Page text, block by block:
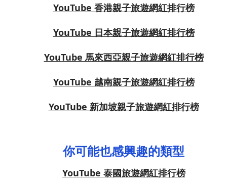
YouTube 香港親子旅遊網紅排行榜
YouTube 日本親子旅遊網紅排行榜
YouTube 馬來西亞親子旅遊網紅排行榜
YouTube 越南親子旅遊網紅排行榜
YouTube 新加坡親子旅遊網紅排行榜
你可能也感興趣的類型
YouTube 泰國旅遊網紅排行榜